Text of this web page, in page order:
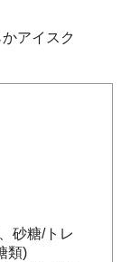
アイスク
砂糖/トレ
類)